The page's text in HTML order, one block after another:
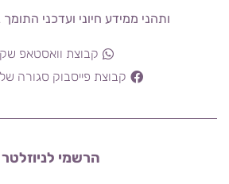
ותהני ממידע חיוני ועדכני
קבוצת וואסטאפ
קבוצת פייסבוק סגורה
הרשמי לניוזלטר